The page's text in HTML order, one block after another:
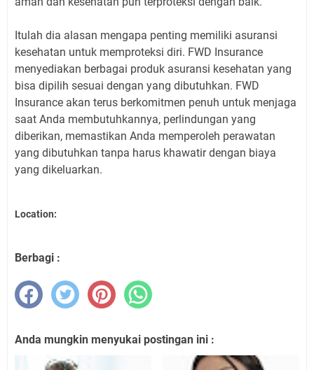
Itulah dia alasan mengapa penting memiliki asuransi
kesehatan untuk memproteksi diri. FWD Insurance
menyediakan berbagai produk asuransi kesehatan yang
bisa dipilih sesuai dengan yang dibutuhkan. FWD
Insurance akan terus berkomitmen penuh untuk menjaga
saat Anda membutuhkannya, perlindungan yang
diberikan, memastikan Anda memperoleh perawatan
yang dibutuhkan tanpa harus khawatir dengan biaya
yang dikeluarkan.
Location:
Berbagi :
Anda mungkin menyukai postingan ini :